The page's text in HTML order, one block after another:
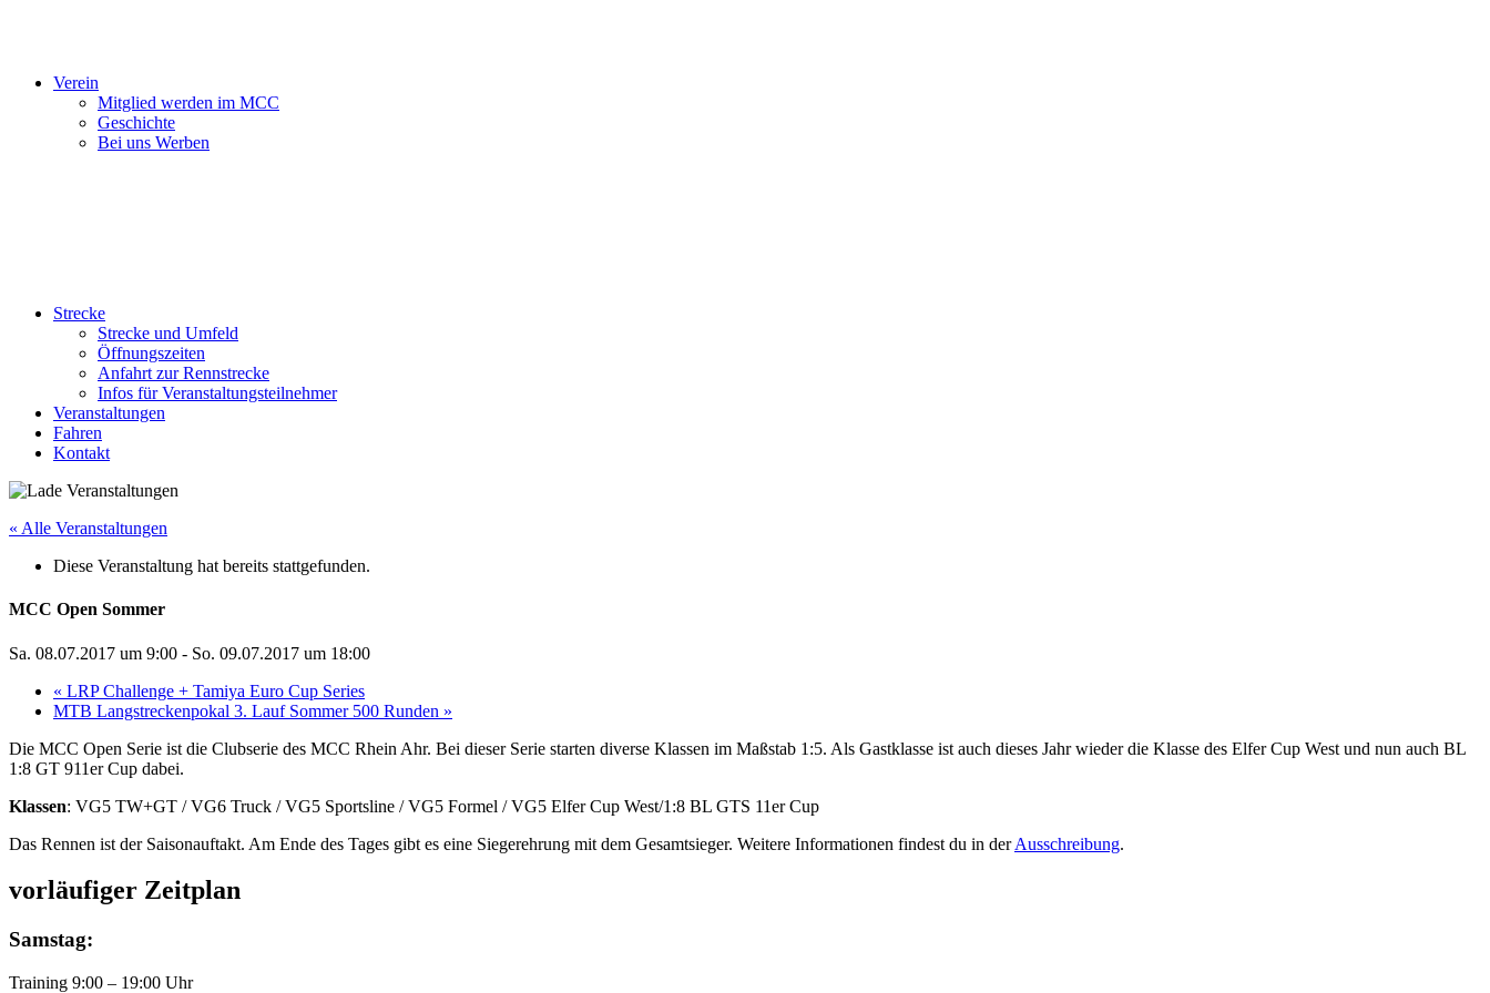
Verein
Mitglied werden im MCC
Geschichte
Bei uns Werben
Strecke
Strecke und Umfeld
Öffnungszeiten
Anfahrt zur Rennstrecke
Infos für Veranstaltungsteilnehmer
Veranstaltungen
Fahren
Kontakt
« Alle Veranstaltungen
Diese Veranstaltung hat bereits stattgefunden.
MCC Open Sommer
Sa. 08.07.2017 um 9:00 - So. 09.07.2017 um 18:00
« LRP Challenge + Tamiya Euro Cup Series
MTB Langstreckenpokal 3. Lauf Sommer 500 Runden »
Die MCC Open Serie ist die Clubserie des MCC Rhein Ahr. Bei dieser Serie starten diverse Klassen im Maßstab 1:5. Als Gastklasse ist auch dieses Jahr wieder die Klasse des Elfer Cup West und nun auch BL
1:8 GT 911er Cup dabei.
Klassen: VG5 TW+GT / VG6 Truck / VG5 Sportsline / VG5 Formel / VG5 Elfer Cup West/1:8 BL GTS 11er Cup
Das Rennen ist der Saisonauftakt. Am Ende des Tages gibt es eine Siegerehrung mit dem Gesamtsieger. Weitere Informationen findest du in derAusschreibung.
vorläufiger Zeitplan
Samstag:
Training 9:00 – 19:00 Uhr